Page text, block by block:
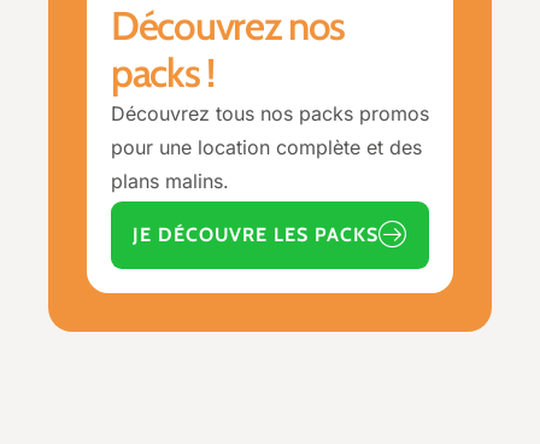
Découvrez nos
packs !
Découvrez tous nos packs promos
pour une location complète et des
plans malins.
JE DÉCOUVRE LES PACKS